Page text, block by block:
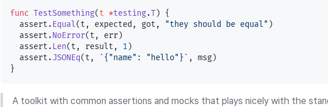
func TestSomething(t *testing.T) {
  assert.
Equal(t, expected, got, "they should be equal" )
  assert.
NoError(t, err)
  assert.
Len(t, result, 1)
  assert.
JSONEq(t, `{"name": "hello"}` , msg)
}
A toolkit with common assertions and mocks that plays nicely with the